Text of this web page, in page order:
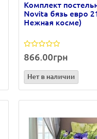
Комплект
Novita бязь евро
Нежная косме)
866.00грн
Нет в наличии